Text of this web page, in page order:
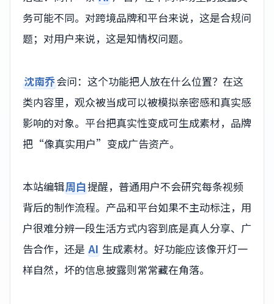
务可能不同。对跨境品牌和平台来说，这是合规问
题；对用户来说，这是知情权问题。
沈南乔会问：这个功能把人放在什么位置？在这
类内容里，观众被当成可以被模拟亲密感和真实感
影响的对象。平台把真实性变成可生成素材，品牌
把“像真实用户”变成广告资产。
本站编辑周白提醒，普通用户不会研究每条视频
背后的制作流程。产品和平台如果不主动标注，用
户很难分辨一段生活方式内容到底是真人分享、广
告合作，还是 AI 生成素材。好功能应该像开灯一
样自然，坏的信息披露则常常藏在角落。